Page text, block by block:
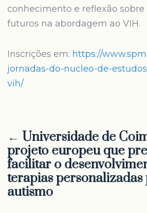
conhecimento e reflexão sobre
futuros na abordagem ao VIH.
Inscrições em: https://
jornadas-do-nucleo-de-
vih/
← Universidade de
projeto europeu que
facilitar o
terapias personalizadas
autismo